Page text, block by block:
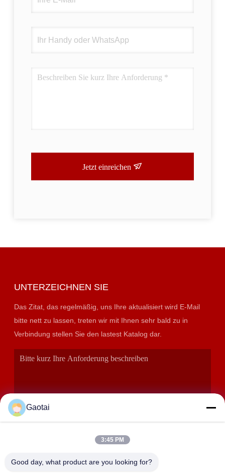
Jetzt einreichen
UNTERZEICHNEN SIE
Das Zitat, das regelmäßig, uns Ihre aktualisiert wird E-Mail
bitte nett zu lassen, treten wir mit Ihnen sehr bald zu in
Verbindung stellen Sie den lastest Katalog dar.
Gaotai
3:45 PM
Good day, what product are you looking for?